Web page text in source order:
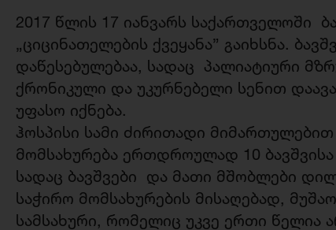
2017 წლის 17 იანვარს საქართველოში
„ციცინათელების ქვეყანა” გაიხსნა.
დაწესებულებაა, სადაც პალიატიური
ქრონიკული და უკურნებელი სენით
უფასო იქნება.
ჰოსპისი სამი ძირითადი მიმართულებით
მომსახურება ერთდროულად 10
სადაც ბავშვები და მათი მშობლები
საჭირო მომსახურების მისაღებად,
სამსახური, რომელიც უკვე ერთი წელია